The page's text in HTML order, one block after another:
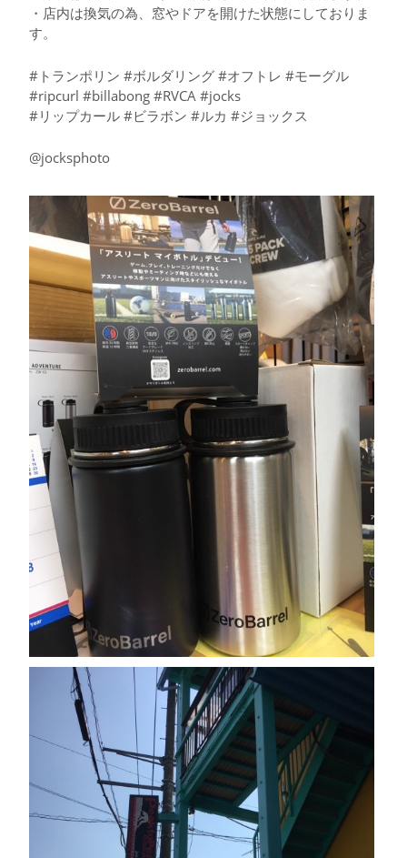
・店内は換気の為、窓やドアを開けた状態にしておりま
す。
#トランポリン #ボルダリング #オフトレ #モーグル
#ripcurl #billabong #RVCA #jocks
#リップカール #ビラボン #ルカ #ジョックス
@jocksphoto